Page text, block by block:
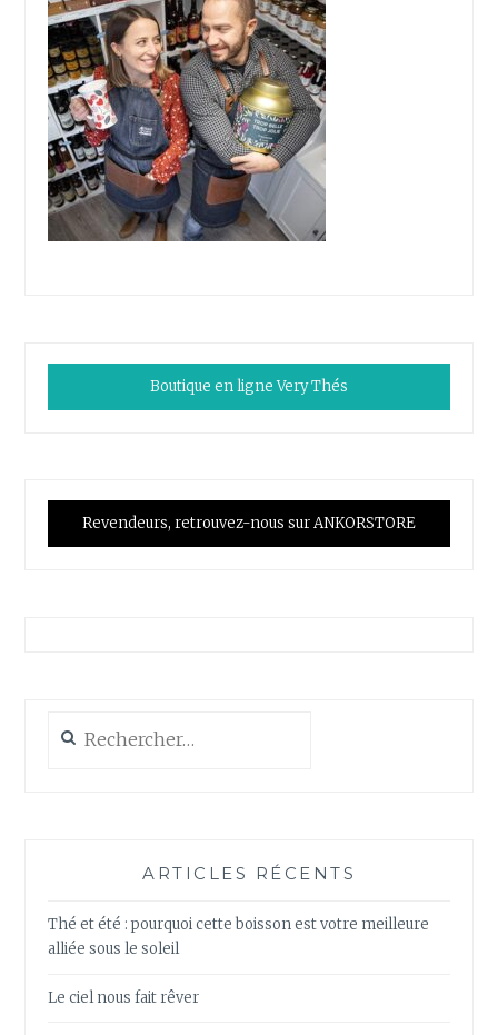
Boutique en ligne Very Thés
Revendeurs, retrouvez-nous sur ANKORSTORE
ARTICLES RÉCENTS
Thé et été : pourquoi cette boisson est votre meilleure
alliée sous le soleil
Le ciel nous fait rêver